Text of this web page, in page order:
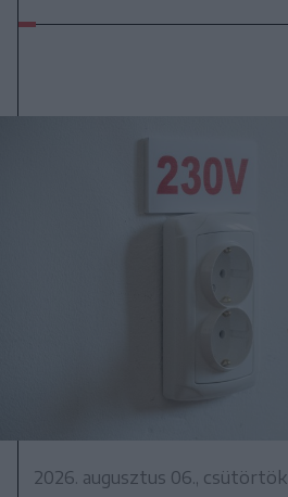
2026. augusztus 06., csütörtök